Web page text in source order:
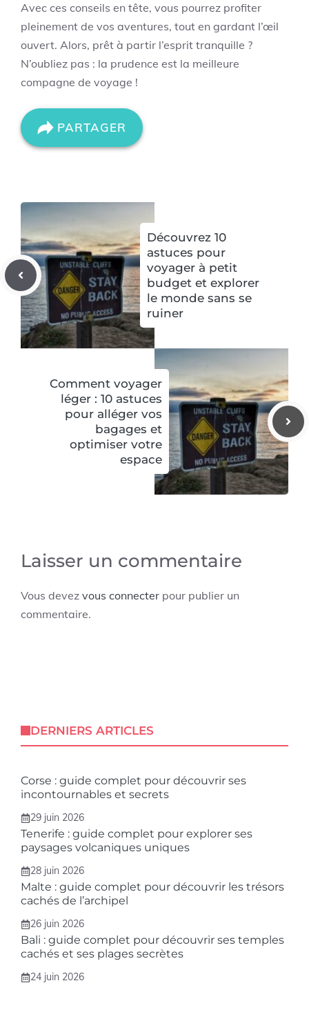
Avec ces conseils en tête, vous pourrez profiter
pleinement de vos aventures, tout en gardant l’œil
ouvert. Alors, prêt à partir l’esprit tranquille ?
N’oubliez pas : la prudence est la meilleure
compagne de voyage !
PARTAGER
Découvrez 10
astuces pour
voyager à petit
budget et explorer
le monde sans se
ruiner
Comment voyager
léger : 10 astuces
pour alléger vos
bagages et
optimiser votre
espace
Laisser un commentaire
Vous devez vous connecter pour publier un
commentaire.
DERNIERS ARTICLES
Corse : guide complet pour découvrir ses
incontournables et secrets
29 juin 2026
Tenerife : guide complet pour explorer ses
paysages volcaniques uniques
28 juin 2026
Malte : guide complet pour découvrir les trésors
cachés de l’archipel
26 juin 2026
Bali : guide complet pour découvrir ses temples
cachés et ses plages secrètes
24 juin 2026